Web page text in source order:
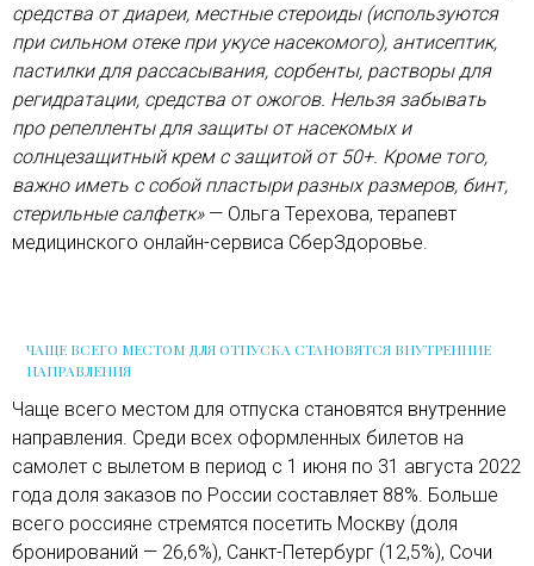
средства от диареи, местные стероиды (используются
при сильном отеке при укусе насекомого), антисептик,
пастилки для рассасывания, сорбенты, растворы для
регидратации, средства от ожогов. Нельзя забывать
про репелленты для защиты от насекомых и
солнцезащитный крем с защитой от 50+. Кроме того,
важно иметь с собой пластыри разных размеров, бинт,
стерильные салфетк»— Ольга Терехова, терапевт
медицинского онлайн-сервиса СберЗдоровье.
ЧАЩЕ ВСЕГО МЕСТОМ ДЛЯ ОТПУСКА СТАНОВЯТСЯ ВНУТРЕННИЕ
НАПРАВЛЕНИЯ
Чаще всего местом для отпуска становятся внутренние
направления. Среди всех оформленных билетов на
самолет с вылетом в период с 1 июня по 31 августа 2022
года доля заказов по России составляет 88%. Больше
всего россияне стремятся посетить Москву (доля
бронирований — 26,6%), Санкт-Петербург (12,5%), Сочи